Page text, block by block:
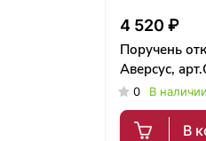
4 520 ₽
Поручень
Аверсус,
0 В наличии
В